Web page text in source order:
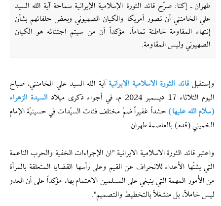
طهران ـ إکنا: صرّح قائد الثورة الإسلامية الإیرانية سماحة آية الله السيد
علي الخامنئي أن تصور أمريكا والكيان الصهيوني وبعض حلفائهم بشأن
إنتهاء المقاومة خاطئة تماماً، مؤكداً أن من سيتم اجتثاثه هو الكيان
الصهيوني وليس المقاومة.
وإستقبلقائد الثورة الاسلامية الایرانیة آية الله السيد علي الخامنئي، صباح
اليوم الثلاثاء 17 ديسمبر 2024 م، في أجواء ذكرى ميلاد
السيدة الزهراء
(سلام الله عليها) حشداً غفيراً ضمّ مختلف فئات السيّدات في حسينيّة الإمام
الخميني (قده) بالعاصمة طهران.
واعتبر قائد الثورة الاسلامية الايرانية "ان الإجراءات الخفية والحرب الناعمة
التي يشنّها الأعداء للانحراف عن القيم وعلى رأسها القضايا المتعلقة بالمرأة
من الأمور المهمة التي ينبغي على المسلمين الاهتمام بها، مؤكداً على أن العدو
ليس خاملاً، بل منشغلاً بالتخطيط والتصميم".